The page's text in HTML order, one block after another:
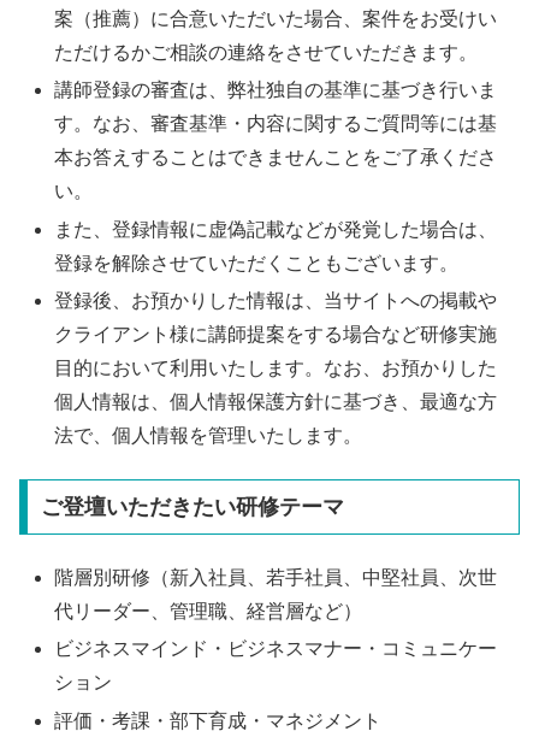
案（推薦）に合意いただいた場合、案件をお受けい
ただけるかご相談の連絡をさせていただきます。
講師登録の審査は、弊社独自の基準に基づき行いま
す。なお、審査基準・内容に関するご質問等には基
本お答えすることはできませんことをご了承くださ
い。
また、登録情報に虚偽記載などが発覚した場合は、
登録を解除させていただくこともございます。
登録後、お預かりした情報は、当サイトへの掲載や
クライアント様に講師提案をする場合など研修実施
目的において利用いたします。なお、お預かりした
個人情報は、個人情報保護方針に基づき、最適な方
法で、個人情報を管理いたします。
ご登壇いただきたい研修テーマ
階層別研修（新入社員、若手社員、中堅社員、次世
代リーダー、管理職、経営層など）
ビジネスマインド・ビジネスマナー・コミュニケー
ション
評価・考課・部下育成・マネジメント